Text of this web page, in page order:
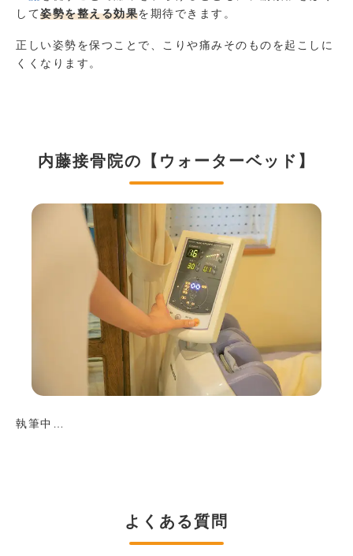
して姿勢を整える効果を期待できます。
正しい姿勢を保つことで、こりや痛みそのものを起こしに
くくなります。
内藤接骨院の【ウォーターベッド】
執筆中…
よくある質問